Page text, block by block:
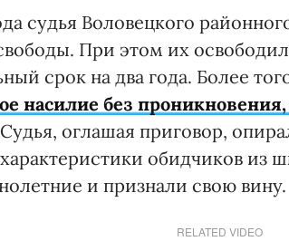
судья Воловецкого
При этом их
срок на два года. Более
насилие без проникновения,
оглашая приговор,
обидчиков из
и признали свою вину.
RELATED VIDEO